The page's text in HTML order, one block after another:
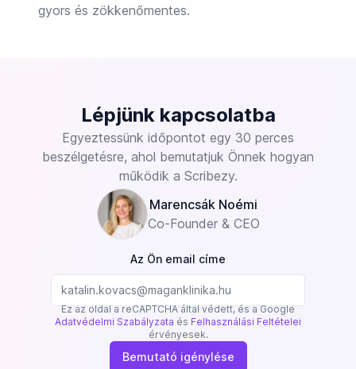
gyors és zökkenőmentes.
Lépjünk kapcsolatba
Egyeztessünk időpontot egy 30 perces
beszélgetésre, ahol bemutatjuk Önnek hogyan
működik a Scribezy.
Marencsák Noémi
Co-Founder & CEO
Az Ön email címe
Ez az oldal a reCAPTCHA által védett, és a Google
Adatvédelmi Szabályzata és Felhasználási Feltételei
érvényesek.
Bemutató igénylése